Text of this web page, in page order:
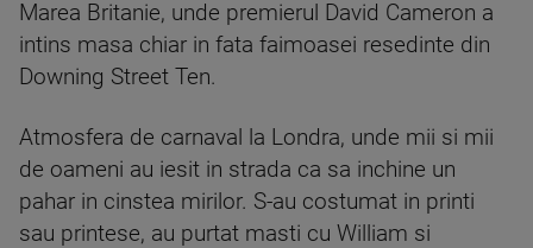
Marea Britanie, unde premierul David Cameron a
intins masa chiar in fata faimoasei resedinte din
Downing Street Ten.
Atmosfera de carnaval la Londra, unde mii si mii
de oameni au iesit in strada ca sa inchine un
pahar in cinstea mirilor. S-au costumat in printi
sau printese, au purtat masti cu William si